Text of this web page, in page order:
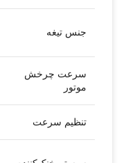
جنس تیغه
سرعت چرخش
موتور
تنظیم سرعت